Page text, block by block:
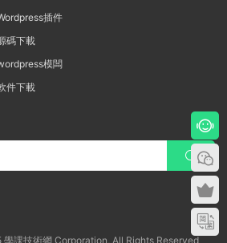
插件
碼下載
模闆
件下載
課技術網 Corporation, All Rights Reserved